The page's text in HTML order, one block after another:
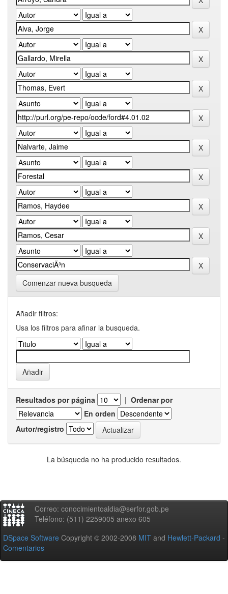
Comenzar nueva busqueda
Añadir filtros:
Usa los filtros para afinar la busqueda.
Resultados por página | Ordenar por
En orden
Autor/registro
La búsqueda no ha producido resultados.
Correo: conocimientoaldia@serfor.gob.pe
Teléfono: (511) 2259005 anexo 605
DSpace Software Copyright © 2002-2008 MIT and Hewlett-Packard -
Comentarios